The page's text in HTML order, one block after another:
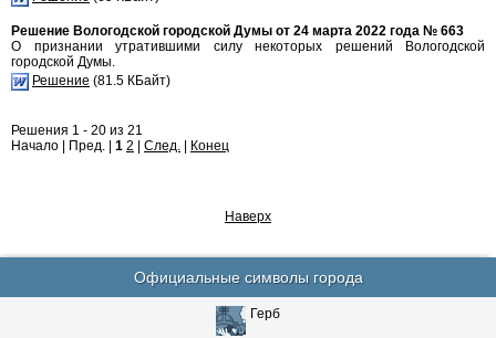
Решение Вологодской городской Думы от 24 марта 2022 года № 663
О признании утратившими силу некоторых решений Вологодской
городской Думы.
Решение (81.5 КБайт)
Решения 1 - 20 из 21
Начало | Пред. | 1 2 След. Конец
Наверх
Официальные символы города
Герб